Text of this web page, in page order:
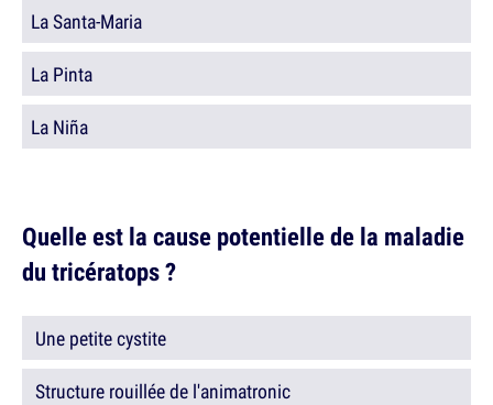
La Santa-Maria
La Pinta
La Niña
Quelle est la cause potentielle de la maladie
du tricératops ?
Une petite cystite
Structure rouillée de l'animatronic